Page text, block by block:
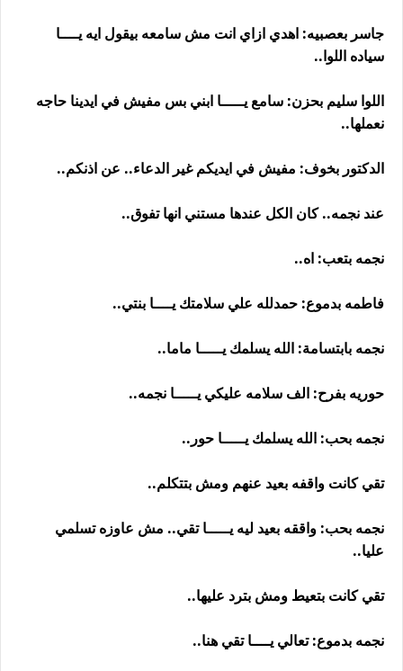
جاسر بعصبيه: اهدي ازاي انت مش سامعه بيقول ايه يــــا
سياده اللوا..
اللوا سليم بحزن: سامع يـــــا ابني بس مفيش في ايدينا حاجه
نعملها..
الدكتور بخوف: مفيش في ايديكم غير الدعاء.. عن اذنكم..
عند نجمه.. كان الكل عندها مستني انها تفوق..
نجمه بتعب: اه..
فاطمه بدموع: حمدلله علي سلامتك يــــا بنتي..
نجمه بابتسامة: الله يسلمك يـــــا ماما..
حوريه بفرح: الف سلامه عليكي يـــــا نجمه..
نجمه بحب: الله يسلمك يـــــا حور..
تقي كانت واقفه بعيد عنهم ومش بتتكلم..
نجمه بحب: واققه بعيد ليه يـــــا تقي.. مش عاوزه تسلمي
عليا..
تقي كانت بتعيط ومش بترد عليها..
نجمه بدموع: تعالي يــــا تقي هنا..